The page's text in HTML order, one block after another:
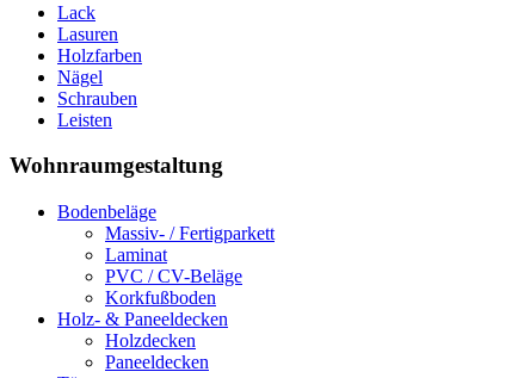
Lack
Lasuren
Holzfarben
Nägel
Schrauben
Leisten
Wohnraumgestaltung
Bodenbeläge
Massiv- / Fertigparkett
Laminat
PVC / CV-Beläge
Korkfußboden
Holz- & Paneeldecken
Holzdecken
Paneeldecken